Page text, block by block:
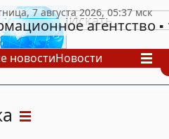
агентство
новостиНовости